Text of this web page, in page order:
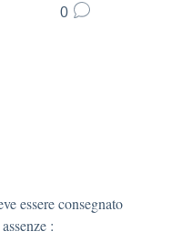
0
essere consegnato
: